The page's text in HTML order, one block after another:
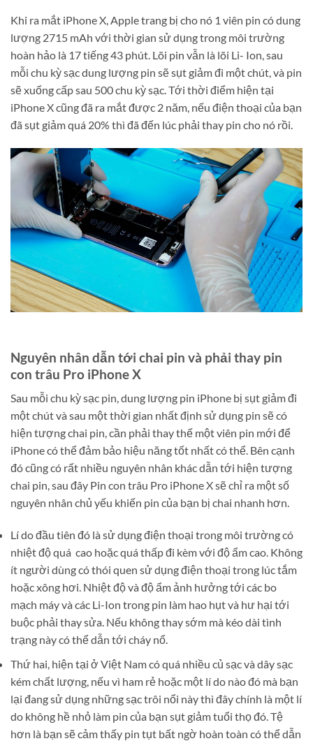
Khi ra mắt iPhone X, Apple trang bị cho nó 1 viên pin có dung
lượng 2715 mAh với thời gian sử dụng trong môi trường
hoàn hảo là 17 tiếng 43 phút. Lõi pin vẫn là lõi Li- Ion, sau
mỗi chu kỳ sạc dung lượng pin sẽ sụt giảm đi một chút, và pin
sẽ xuống cấp sau 500 chu kỳ sạc. Tới thời điểm hiện tại
iPhone X cũng đã ra mắt được 2 năm, nếu điện thoại của bạn
đã sụt giảm quá 20% thì đã đến lúc phải thay pin cho nó rồi.
Nguyên nhân dẫn tới chai pin và phải thay pin
con trâu Pro iPhone X
Sau mỗi chu kỳ sạc pin, dung lượng pin iPhone bị sụt giảm đi
một chút và sau một thời gian nhất định sử dụng pin sẽ có
hiện tượng chai pin, cần phải thay thế một viên pin mới để
iPhone có thể đảm bảo hiệu năng tốt nhất có thể. Bên cạnh
đó cũng có rất nhiều nguyên nhân khác dẫn tới hiện tượng
chai pin, sau đây Pin con trâu Pro iPhone X sẽ chỉ ra một số
nguyên nhân chủ yếu khiến pin của bạn bị chai nhanh hơn.
Lí do đầu tiên đó là sử dụng điện thoại trong môi trường có
nhiệt độ quá cao hoặc quá thấp đi kèm với độ ẩm cao. Không
ít người dùng có thói quen sử dụng điện thoại trong lúc tắm
hoặc xông hơi. Nhiệt độ và độ ẩm ảnh hưởng tới các bo
mạch máy và các Li-Ion trong pin làm hao hụt và hư hại tới
buộc phải thay sửa. Nếu không thay sớm mà kéo dài tình
trạng này có thể dẫn tới cháy nổ.
Thứ hai, hiện tại ở Việt Nam có quá nhiều củ sạc và dây sạc
kém chất lượng, nếu vì ham rẻ hoặc một lí do nào đó mà bạn
lại đang sử dụng những sạc trôi nổi này thì đây chính là một lí
do không hề nhỏ làm pin của bạn sụt giảm tuổi thọ đó. Tệ
hơn là bạn sẽ cảm thấy pin tụt bất ngờ hoàn toàn có thể dẫn